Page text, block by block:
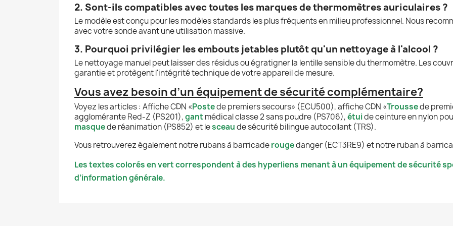
2. Sont-ils compatibles avec toutes les marques de thermomètres auriculaires ?
Le modèle est conçu pour les modèles standards les plus fréquents en milieu professionnel. Nous
avec votre sonde avant une utilisation massive.
3. Pourquoi privilégier les embouts jetables plutôt qu'un nettoyage à l'alcool ?
Le nettoyage manuel peut laisser des résidus ou égratigner la lentille sensible du thermomètre. Les
garantie et protègent l'intégrité technique de votre appareil de mesure.
Vous avez besoin d’un équipement de sécurité complémentaire?
Voyez les articles : Affiche CDN «Postede premiers secours» (ECU500), affiche CDN «Troussede
agglomérante Red-Z (PS201),gant médical classe 2 sans poudre (PS706),étuide ceinture en nylon
masquede réanimation (PS852) et lesceaude sécurité bilingue autocollant (TRS).
Vous retrouverez également notre rubans à barricaderougedanger (ECT3RE9) et notre ruban à
Les textes colorés en vert correspondent à des hyperliens menant à un équipement de sécurité
d’information générale.